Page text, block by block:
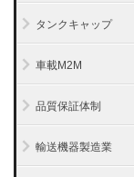
タンクキャップ
車載M2M
品質保証体制
輸送機器製造業